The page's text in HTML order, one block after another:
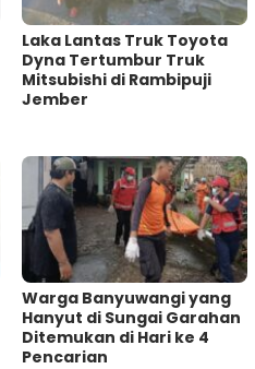
Laka Lantas Truk Toyota
Dyna Tertumbur Truk
Mitsubishi di Rambipuji
Jember
Warga Banyuwangi yang
Hanyut di Sungai Garahan
Ditemukan di Hari ke 4
Pencarian